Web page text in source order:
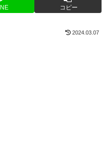
コピー
2024.03.07